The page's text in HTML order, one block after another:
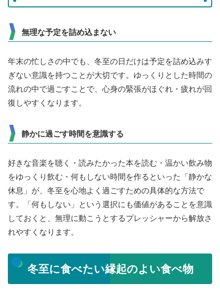
無理な予定を詰め込まない
年末の忙しさの中でも、冬至の日だけは予定を詰め込みす
ぎない意識を持つことが大切です。ゆっくりとした時間の
流れの中で過ごすことで、心身の緊張がほぐれ・疲れが回
復しやすくなります。
静かに過ごす時間を意識する
好きな音楽を聴く・読みたかった本を読む・温かい飲み物
をゆっくり飲む・何もしない時間を作るといった「静かな
休息」が、冬至を心地よく過ごすための具体的な方法で
す。「何もしない」という選択にも価値があることを意識
しておくと、無理に動こうとするプレッシャーから解放さ
れやすくなります。
冬至に食べたい縁起のよい食べ物